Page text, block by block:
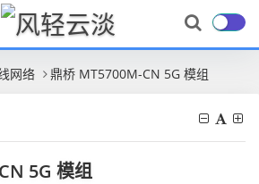
网络 鼎桥 MT5700M-CN 5G 模组
5G 模组